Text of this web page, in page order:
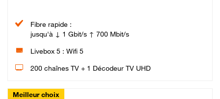
Fibre rapide :
jusqu'à ↓ 1 Gbit/s ↑ 700 Mbit/s
Livebox 5 : Wifi 5
200 chaînes TV + 1 Décodeur TV UHD
Meilleur choix